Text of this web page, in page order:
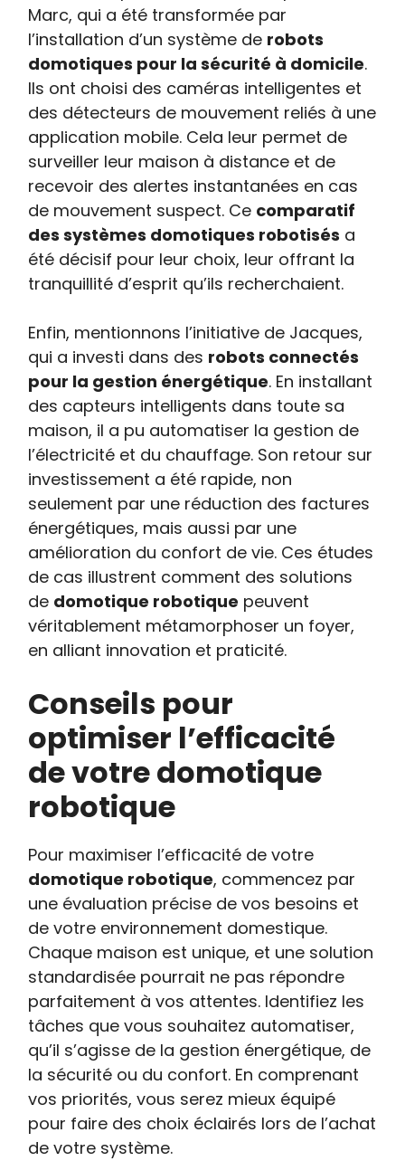
Marc, qui a été transformée par
l’installation d’un système de robots
domotiques pour la sécurité à domicile.
Ils ont choisi des caméras intelligentes et
des détecteurs de mouvement reliés à une
application mobile. Cela leur permet de
surveiller leur maison à distance et de
recevoir des alertes instantanées en cas
de mouvement suspect. Ce comparatif
des systèmes domotiques robotisés a
été décisif pour leur choix, leur offrant la
tranquillité d’esprit qu’ils recherchaient.
Enfin, mentionnons l’initiative de Jacques,
qui a investi dans des robots connectés
pour la gestion énergétique. En installant
des capteurs intelligents dans toute sa
maison, il a pu automatiser la gestion de
l’électricité et du chauffage. Son retour sur
investissement a été rapide, non
seulement par une réduction des factures
énergétiques, mais aussi par une
amélioration du confort de vie. Ces études
de cas illustrent comment des solutions
de domotique robotique peuvent
véritablement métamorphoser un foyer,
en alliant innovation et praticité.
Conseils pour
optimiser l’efficacité
de votre domotique
robotique
Pour maximiser l’efficacité de votre
domotique robotique, commencez par
une évaluation précise de vos besoins et
de votre environnement domestique.
Chaque maison est unique, et une solution
standardisée pourrait ne pas répondre
parfaitement à vos attentes. Identifiez les
tâches que vous souhaitez automatiser,
qu’il s’agisse de la gestion énergétique, de
la sécurité ou du confort. En comprenant
vos priorités, vous serez mieux équipé
pour faire des choix éclairés lors de l’achat
de votre système.